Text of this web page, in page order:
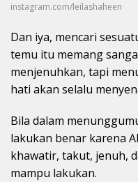
instagram.com/leilashaheen
Dan iya, mencari
temu itu memang
menjenuhkan, tapi
hati akan selalu
Bila dalam
lakukan benar karena
khawatir, takut, jenuh,
mampu lakukan.